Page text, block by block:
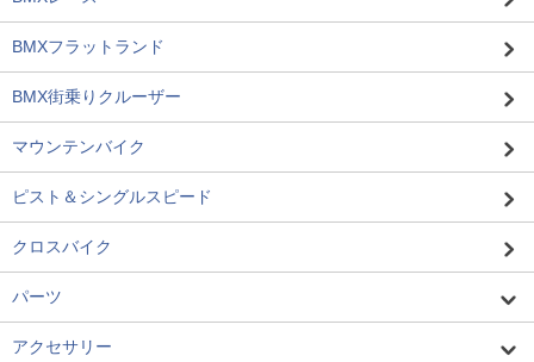
BMXフラットランド
BMX街乗りクルーザー
マウンテンバイク
ピスト＆シングルスピード
クロスバイク
パーツ
アクセサリー